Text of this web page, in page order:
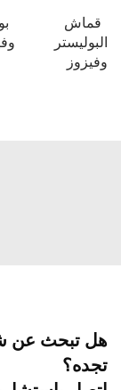
قماش
البوليستر
وفيزوز
هل تبحث عن
تجده؟